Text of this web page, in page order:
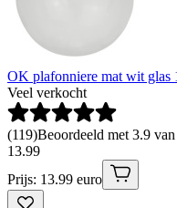
OK plafonniere mat wit glas
Veel verkocht
(119)Beoordeeld met 3.9
13.99
Prijs: 13.99 euro